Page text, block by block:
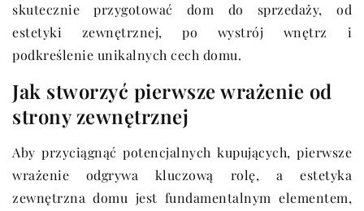
skutecznie przygotować dom do sprzedaży, od
estetyki zewnętrznej, po wystrój wnętrz i
podkreślenie unikalnych cech domu.
Jak stworzyć pierwsze wrażenie od
strony zewnętrznej
Aby przyciągnąć potencjalnych kupujących, pierwsze
wrażenie odgrywa kluczową rolę, a estetyka
zewnętrzna domu jest fundamentalnym elementem,